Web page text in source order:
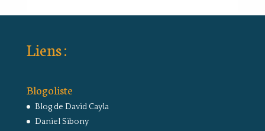
Liens :
Blogoliste
Blog de David Cayla
Daniel Sibony